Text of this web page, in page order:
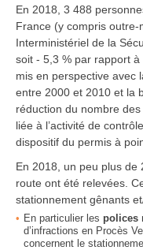
En 2018, 3 488
France (y compris
Interministériel de la
soit - 5,3 % par rapport
mis en perspective avec
entre 2000 et 2010 et la
réduction du nombre
liée à l’activité de
dispositif du permis à
En 2018, un peu plus de
route ont été relevées.
stationnement gênants
En particulier les polices
d’infractions en Procès
concernent le